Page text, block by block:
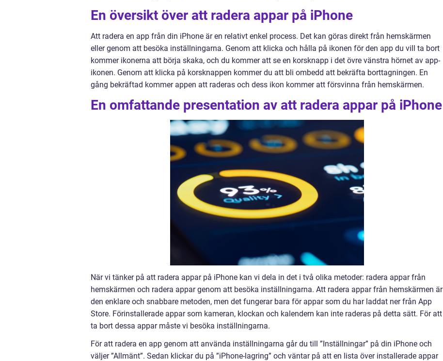
En översikt över att radera appar på iPhone
Att radera en app från din iPhone är en relativt enkel process. Det kan göras direkt från hemskärmen
eller genom att besöka inställningarna. Genom att klicka och hålla på ikonen för den app du vill ta bort
kommer ikonerna att börja skaka, och du kommer att se en korsknapp i det övre vänstra hörnet av app-
ikonen. Genom att klicka på korsknappen kommer du att bli ombedd att bekräfta borttagningen. En
gång bekräftad kommer appen att raderas och dess ikon kommer att försvinna från hemskärmen.
En omfattande presentation av att radera appar på iPhone
När vi tänker på att radera appar på iPhone kan vi dela in det i två olika metoder: radera appar från
hemskärmen och radera appar genom att besöka inställningarna. Att radera appar från hemskärmen är
den enklare och snabbare metoden, men det fungerar bara för appar som du har laddat ner från App
Store. Förinstallerade appar som kameran, klockan och kalendern kan inte raderas på detta sätt. För att
ta bort dessa appar måste vi besöka inställningarna.
För att radera en app genom att använda inställningarna går du till ”Inställningar” på din iPhone och
väljer ”Allmänt”. Sedan klickar du på ”iPhone-lagring” och väntar på att en lista över installerade appar